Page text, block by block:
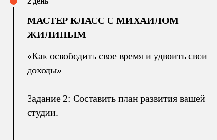
МАСТЕР КЛАСС С МИХАИЛОМ
ЖИЛИНЫМ
«Как освободить свое время и удвоить свои
доходы»
Задание 2: Составить план развития вашей
студии.